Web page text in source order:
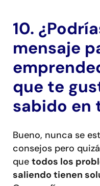
10.
mensaje
que te
sabido en
Bueno, nunca se
consejos pero
que todos los
saliendo tienen